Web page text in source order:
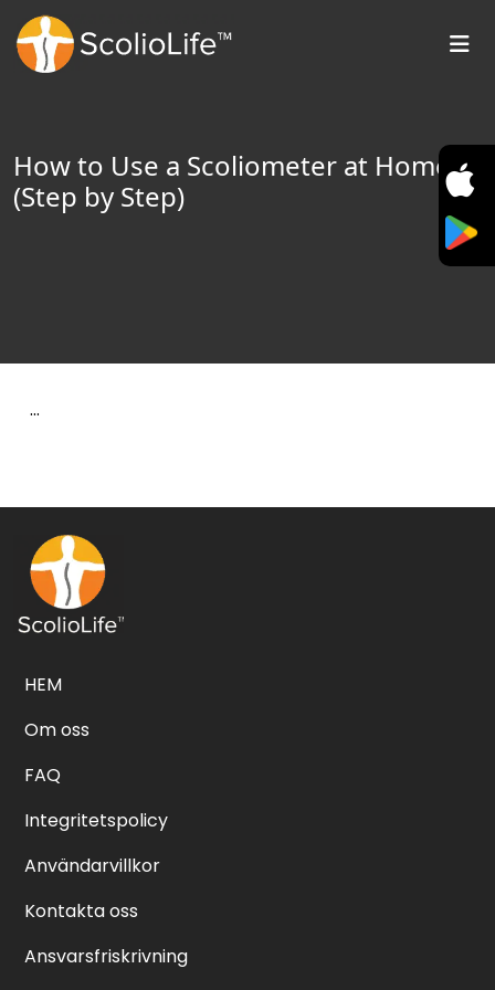
How to Use a Scoliometer at Home
(Step by Step)
…
HEM
Om oss
FAQ
Integritetspolicy
Användarvillkor
Kontakta oss
Ansvarsfriskrivning